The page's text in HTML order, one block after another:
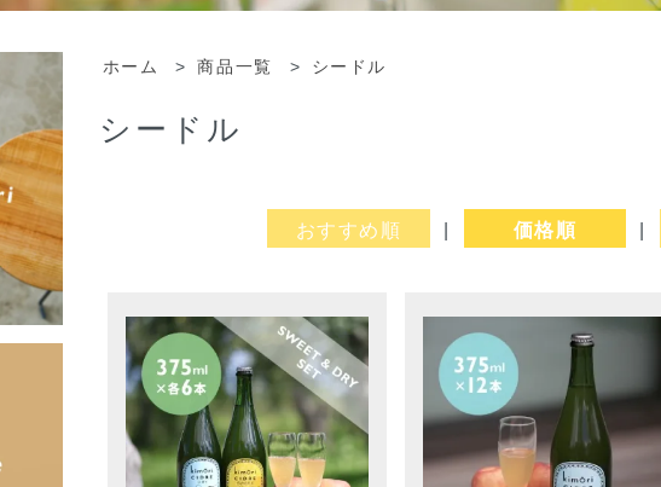
ホーム > 商品一覧 > シードル
シードル
おすすめ順 価格順